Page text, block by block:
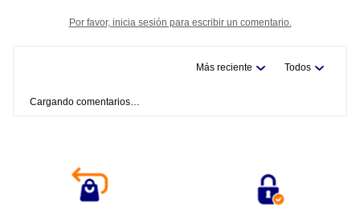
Por favor, inicia sesión para escribir un comentario.
Más reciente Todos
Cargando comentarios…